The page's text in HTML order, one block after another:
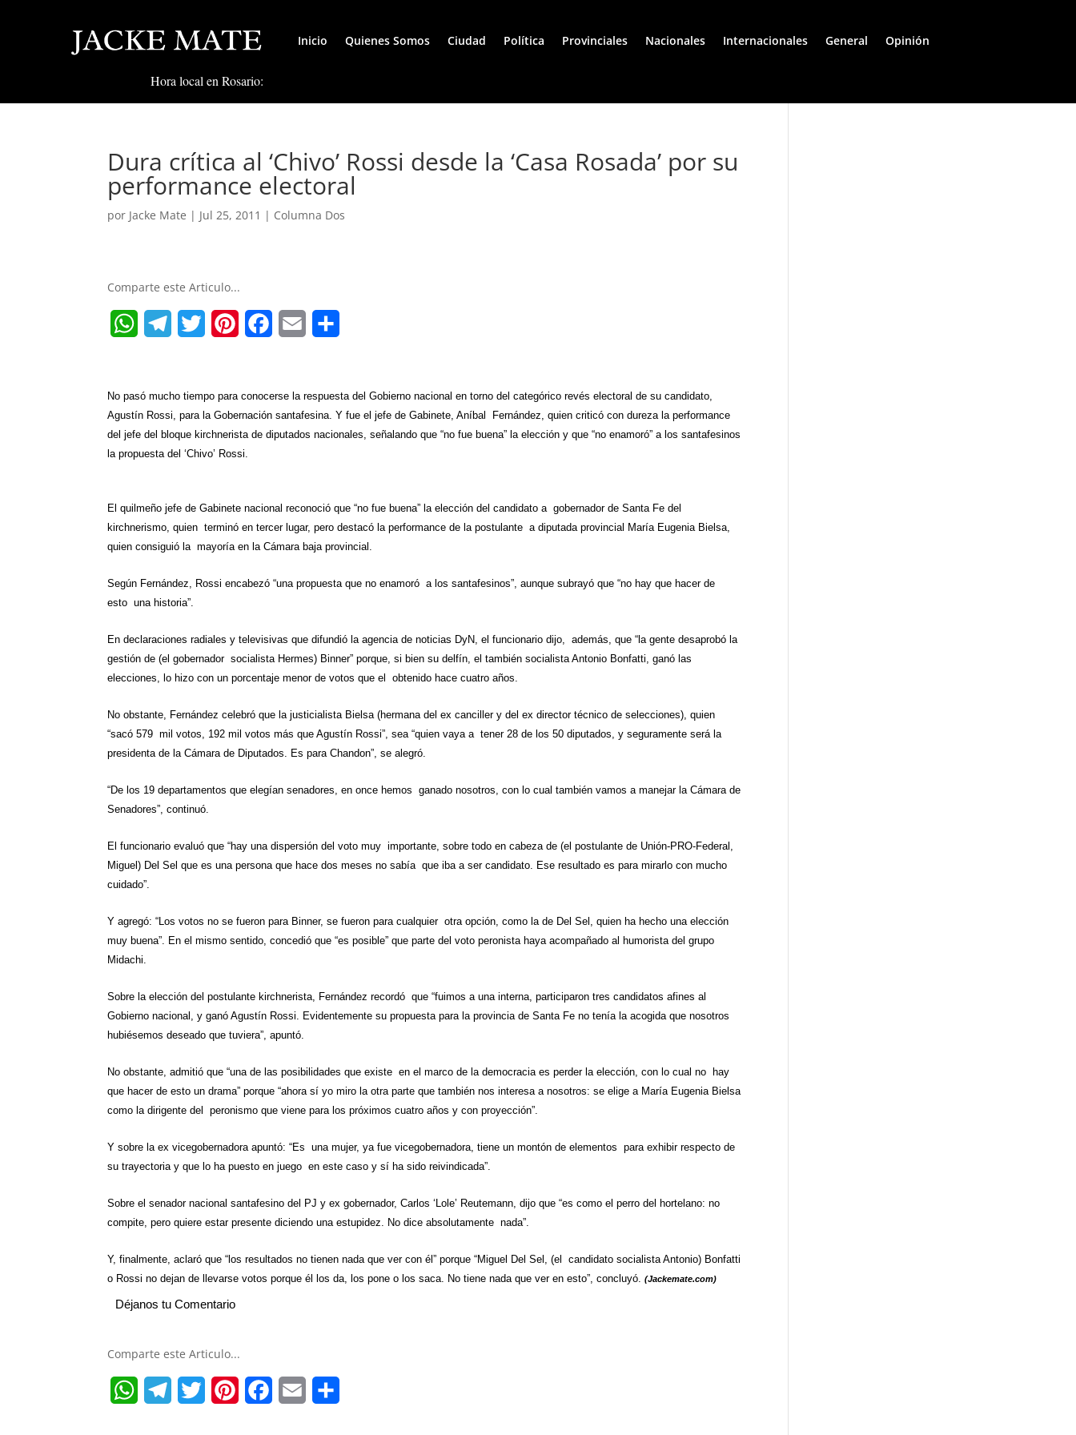
Inicio Quienes Somos Ciudad Política Provinciales Nacionales Internacionales General Opinión
Hora local en Rosario:
Dura crítica al ‘Chivo’ Rossi desde la ‘Casa Rosada’ por su
performance electoral
por Jacke Mate | Jul 25, 2011 | Columna Dos
Comparte este Articulo...
a
t
s
p
p
l
e
g
a
m
i
t
t
r
n
t
e
e
s
c
e
b
o
k
a
i
a
r
No pasó mucho tiempo para conocerse la respuesta del Gobierno nacional en torno del categórico revés electoral de su candidato,
Agustín Rossi, para la Gobernación santafesina. Y fue el jefe de Gabinete, Aníbal Fernández, quien criticó con dureza la performance
del jefe del bloque kirchnerista de diputados nacionales, señalando que “no fue buena” la elección y que “no enamoró” a los santafesinos
la propuesta del ‘Chivo’ Rossi.
El quilmeño jefe de Gabinete nacional reconoció que “no fue buena” la elección del candidato a gobernador de Santa Fe del
kirchnerismo, quien terminó en tercer lugar, pero destacó la performance de la postulante a diputada provincial María Eugenia Bielsa,
quien consiguió la mayoría en la Cámarabaja provincial.
Según Fernández, Rossi encabezó “una propuesta que no enamoró a los santafesinos”, aunque subrayó que “no hay que hacer de
esto una historia”.
En declaraciones radiales y televisivas que difundió la agencia de noticias DyN, el funcionario dijo, además, que “la gente desaprobó la
gestión de (el gobernador socialista Hermes) Binner” porque, si bien su delfín, el también socialista Antonio Bonfatti, ganó las
elecciones, lo hizo con un porcentaje menor de votos que el obtenido hace cuatro años.
No obstante, Fernández celebró que la justicialista Bielsa (hermana del ex canciller y del ex director técnico de selecciones), quien
“sacó 579 mil votos, 192 mil votos más que Agustín Rossi”, sea “quien vaya a tener 28 de los 50 diputados, y seguramente será la
presidenta de la Cámarade Diputados. Es para Chandon”, se alegró.
“De los 19 departamentos que elegían senadores, en once hemos ganado nosotros, con lo cual también vamos a manejar la Cámarade
Senadores”, continuó.
El funcionario evaluó que “hay una dispersión del voto muy importante, sobre todo en cabeza de (el postulante de Unión-PRO-Federal,
Miguel) Del Sel que es una persona que hace dos meses no sabía que iba a ser candidato. Ese resultado es para mirarlo con mucho
cuidado”.
Y agregó: “Los votos no se fueron para Binner, se fueron para cualquier otra opción, como la de Del Sel, quien ha hecho una elección
muy buena”. En el mismo sentido, concedió que “es posible” que parte del voto peronista haya acompañado al humorista del grupo
Midachi.
Sobre la elección del postulante kirchnerista, Fernández recordó que “fuimos a una interna, participaron tres candidatos afines al
Gobierno nacional, y ganó Agustín Rossi. Evidentemente su propuesta para la provincia de Santa Fe no tenía la acogida que nosotros
hubiésemos deseado que tuviera”, apuntó.
No obstante, admitió que “una de las posibilidades que existe en el marco de la democracia es perder la elección, con lo cual no hay
que hacer de esto un drama” porque “ahora sí yo miro la otra parte que también nos interesa a nosotros: se elige a María Eugenia Bielsa
como la dirigente del peronismo que viene para los próximos cuatro años y con proyección”.
Y sobre la ex vicegobernadora apuntó: “Es una mujer, ya fue vicegobernadora, tiene un montón de elementos para exhibir respecto de
su trayectoria y que lo ha puesto en juego en este caso y sí ha sido reivindicada”.
Sobre el senador nacional santafesino del PJ y ex gobernador, Carlos ‘Lole’ Reutemann, dijo que “es como el perro del hortelano: no
compite, pero quiere estar presente diciendo una estupidez. No dice absolutamente nada”.
Y, finalmente, aclaró que “los resultados no tienen nada que ver con él” porque “Miguel Del Sel, (el candidato socialista Antonio) Bonfatti
o Rossi no dejan de llevarse votos porque él los da, los pone o los saca. No tiene nada que ver en esto”, concluyó.(Jackemate.com)
Déjanos tu Comentario
Comparte este Articulo...